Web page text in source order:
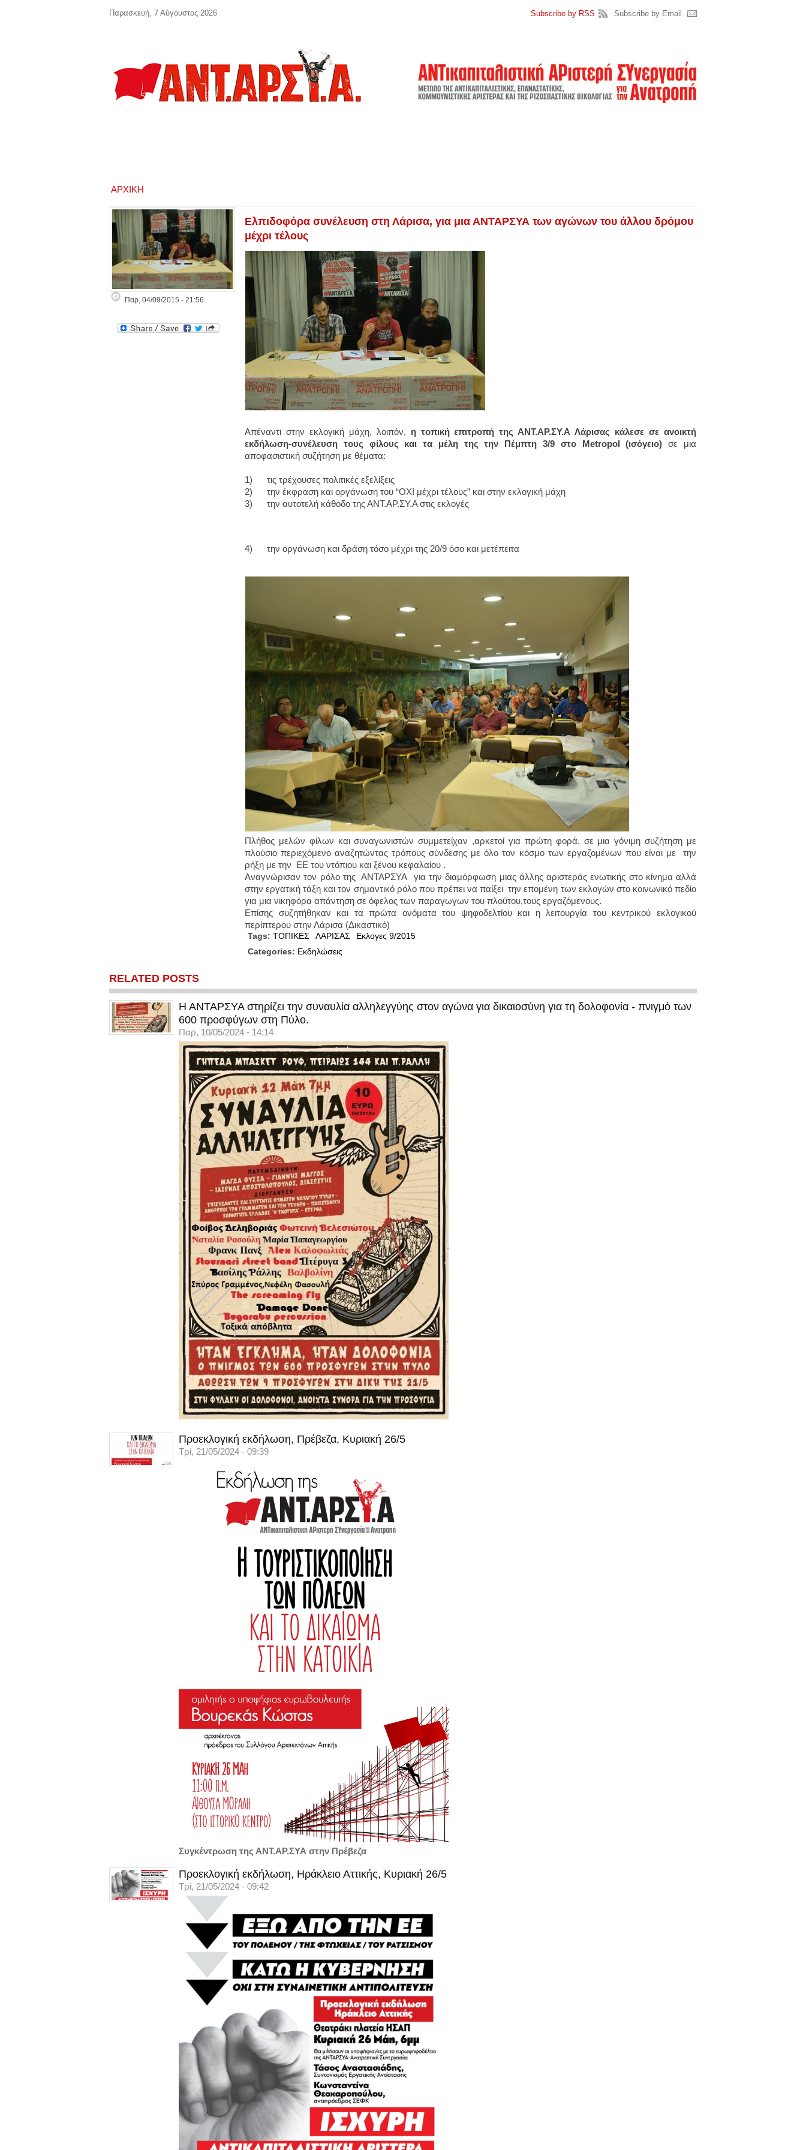
ΑΡΧΙΚΉ
Παρ, 04/09/2015 - 21:56
Ελπιδοφόρα συνέλευση στη Λάρισα, για μια ΑΝΤΑΡΣΥΑ των αγώνων του άλλου δρόμου
μέχρι τέλους
Απέναντι στην εκλογική μάχη, λοιπόν, η τοπική επιτροπή της ΑΝΤ.ΑΡ.ΣΥ.Α Λάρισας κάλεσε σε ανοικτή
εκδήλωση-συνέλευση τους φίλους και τα μέλη της την Πέμπτη 3/9 στο Metropol (ισόγειο) σε μια
αποφασιστική συζήτηση με θέματα:
1) τις τρέχουσες πολιτικές εξελίξεις
2) την έκφραση και οργάνωση του “ΟΧΙ μέχρι τέλους” και στην εκλογική μάχη
3) την αυτοτελή κάθοδο της ΑΝΤ.ΑΡ.ΣΥ.Α στις εκλογές
4) την οργάνωση και δράση τόσο μέχρι της 20/9 όσο και μετέπειτα
Πλήθος μελών φίλων και συναγωνιστών συμμετείχαν ,αρκετοί για πρώτη φορά, σε μια γόνιμη συζήτηση με
πλούσιο περιεχόμενο αναζητώντας τρόπους σύνδεσης με όλο τον κόσμο των εργαζομένων που είναι με την
ρήξη με την ΕΕ του ντόπιου και ξένου κεφαλαίου .
Αναγνώρισαν τον ρόλο της ΑΝΤΑΡΣΥΑ για την διαμόρφωση μιας άλλης αριστεράς ενωτικής στο κίνημα αλλά
στην εργατική τάξη και τον σημαντικό ρόλο που πρέπει να παίξει την επομένη των εκλογών στο κοινωνικό πεδίο
για μια νικηφόρα απάντηση σε όφελος των παραγωγων του πλούτου,τους εργαζόμενους.
Επίσης συζητήθηκαν και τα πρώτα ονόματα του ψηφοδελτίου και η λειτουργία του κεντρικού εκλογικού
περίπτερου στην Λάρισα (Δικαστικό)
Tags: ΤΟΠΙΚΕΣ ΛΑΡΙΣΑΣ
Εκλογες 9/2015
Categories: Εκδηλώσεις
RELATED POSTS
Η ΑΝΤΑΡΣΥΑ στηρίζει την συναυλία αλληλεγγύης στον αγώνα για δικαιοσύνη για τη δολοφονία - πνιγμό των
600 προσφύγων στη Πύλο.
Παρ, 10/05/2024 - 14:14
Προεκλογική εκδήλωση, Πρέβεζα, Κυριακή 26/5
Τρί, 21/05/2024 - 09:39
Συγκέντρωση της ΑΝΤ.ΑΡ.ΣΥΑ στην Πρέβεζα
Προεκλογική εκδήλωση, Ηράκλειο Αττικής, Κυριακή 26/5
Τρί, 21/05/2024 - 09:42
Παρασκευή, 7 Αύγουστος 2026 Subscribe by RSS Subscribe by Email